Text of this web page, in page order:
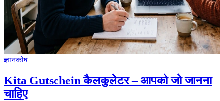
ज्ञानकोष
Kita Gutschein कैलकुलेटर – आपको जो जानना
चाहिए